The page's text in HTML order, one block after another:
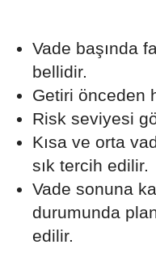
Vade başında
bellidir.
Getiri önceden
Risk seviyesi
Kısa ve orta
sık tercih edilir.
Vade sonuna
durumunda
edilir.